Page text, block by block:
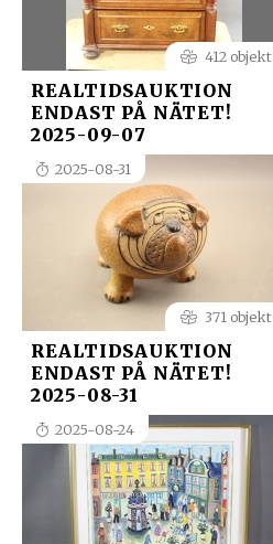
412 objekt
REALTIDSAUKTION
ENDAST PÅ NÄTET!
2025-09-07
2025-08-31
371 objekt
REALTIDSAUKTION
ENDAST PÅ NÄTET!
2025-08-31
2025-08-24